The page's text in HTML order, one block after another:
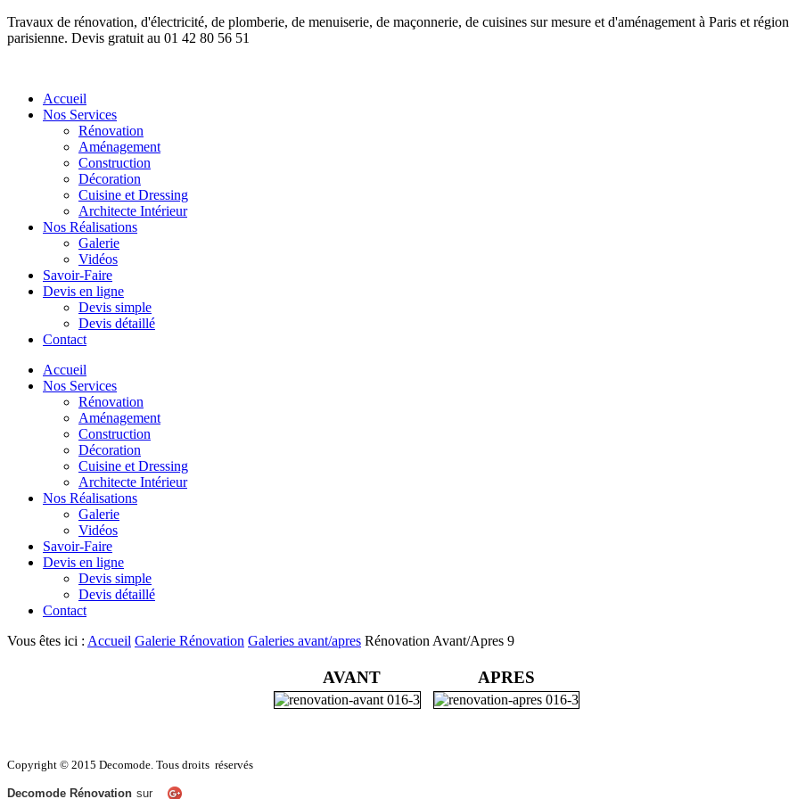
Travaux de rénovation, d'électricité, de plomberie, de menuiserie, de maçonnerie, de cuisines sur mesure et d'aménagement à Paris et région
parisienne. Devis gratuit au 01 42 80 56 51
Accueil
Nos Services
Rénovation
Aménagement
Construction
Décoration
Cuisine et Dressing
Architecte Intérieur
Nos Réalisations
Galerie
Vidéos
Savoir-Faire
Devis en ligne
Devis simple
Devis détaillé
Contact
Accueil
Nos Services
Rénovation
Aménagement
Construction
Décoration
Cuisine et Dressing
Architecte Intérieur
Nos Réalisations
Galerie
Vidéos
Savoir-Faire
Devis en ligne
Devis simple
Devis détaillé
Contact
Vous êtes ici : Accueil Galerie Rénovation Galeries avant/apres Rénovation Avant/Apres 9
AVANT APRES
Copyright © 2015 Decomode. Tous droits réservés
Decomode Rénovation sur